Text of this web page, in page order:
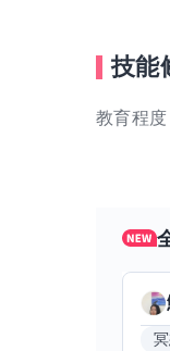
技能
教育程度